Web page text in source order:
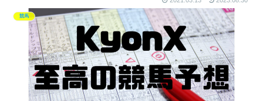
競馬